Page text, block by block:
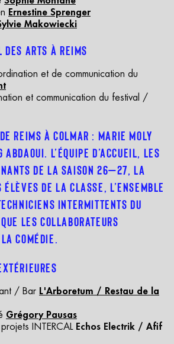
Ernestine Sprenger
Makowiecki
DES ARTS À REIMS
et de communication du
et communication du festival /
deReimsà Colmar : MarieMoly
Abdaoui. L’équiped’accueil, les
dela saison26–27,la
élèvesdelaClasse, l’ensemble
echniciens intermittentsdu
que lescollaborateurs
laComédie.
XTÉRIEURES
/ Bar L'Arboretum / Restau de la
Grégory Pausas
INTERCAL Echos Electrik / Afif